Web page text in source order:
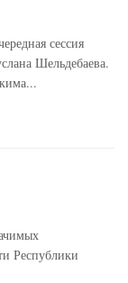
сессия
Шельдебаева.
Республики